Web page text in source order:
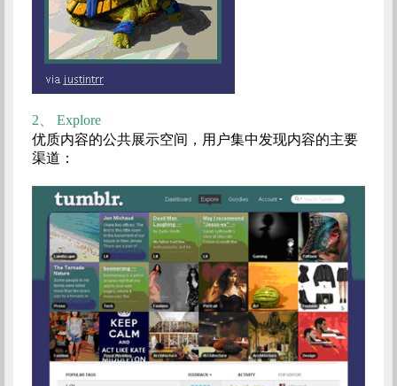
2、
Explore
优质内容的公共展示空间，用户集中发现内容的主要
渠道：